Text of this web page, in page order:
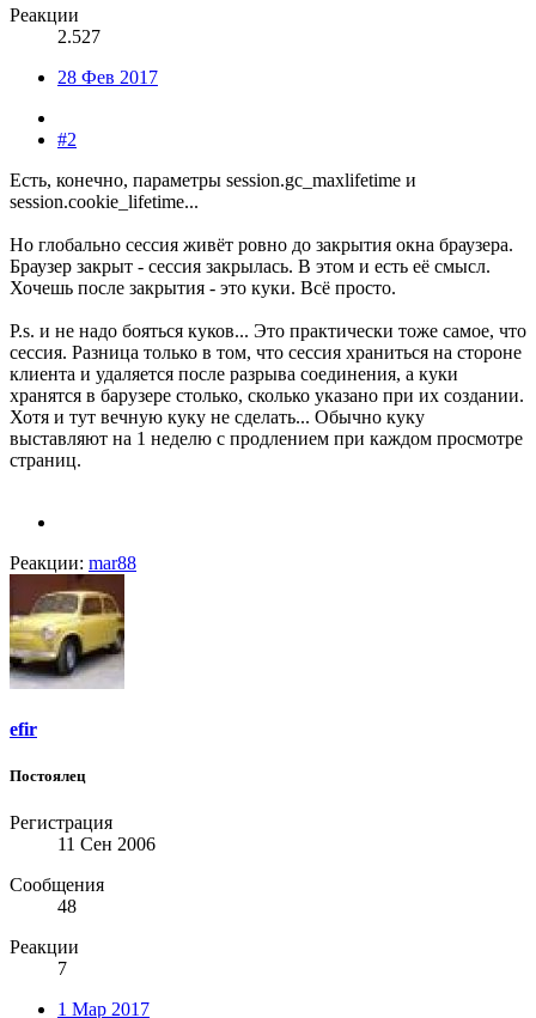
Реакции
2.527
28 Фев 2017
#2
Есть, конечно, параметры session.gc_maxlifetime и
session.cookie_lifetime...
Но глобально сессия живёт ровно до закрытия окна браузера.
Браузер закрыт - сессия закрылась. В этом и есть её смысл.
Хочешь после закрытия - это куки. Всё просто.
P.s. и не надо бояться куков... Это практически тоже самое, что
сессия. Разница только в том, что сессия храниться на стороне
клиента и удаляется после разрыва соединения, а куки
хранятся в барузере столько, сколько указано при их создании.
Хотя и тут вечную куку не сделать... Обычно куку
выставляют на 1 неделю с продлением при каждом просмотре
страниц.
Реакции: mar88
efir
Постоялец
Регистрация
11 Сен 2006
Сообщения
48
Реакции
7
1 Мар 2017